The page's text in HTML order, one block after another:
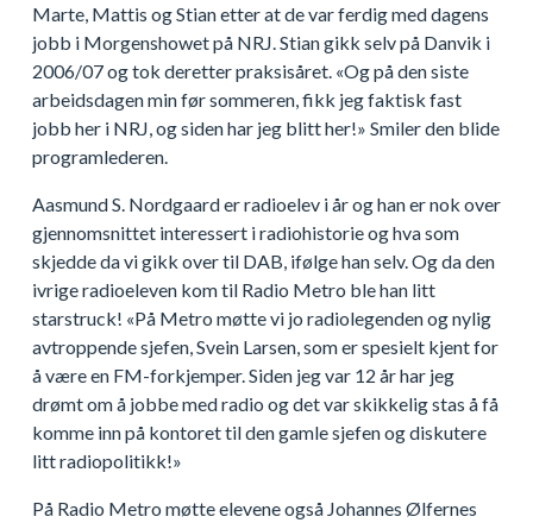
Marte, Mattis og Stian etter at de var ferdig med dagens
jobb i Morgenshowet på NRJ. Stian gikk selv på Danvik i
2006/07 og tok deretter praksisåret. «Og på den siste
arbeidsdagen min før sommeren, fikk jeg faktisk fast
jobb her i NRJ, og siden har jeg blitt her!» Smiler den blide
programlederen.
Aasmund S. Nordgaard er radioelev i år og han er nok over
gjennomsnittet interessert i radiohistorie og hva som
skjedde da vi gikk over til DAB, ifølge han selv. Og da den
ivrige radioeleven kom til Radio Metro ble han litt
starstruck! «På Metro møtte vi jo radiolegenden og nylig
avtroppende sjefen, Svein Larsen, som er spesielt kjent for
å være en FM-forkjemper. Siden jeg var 12 år har jeg
drømt om å jobbe med radio og det var skikkelig stas å få
komme inn på kontoret til den gamle sjefen og diskutere
litt radiopolitikk!»
På Radio Metro møtte elevene også Johannes Ølfernes